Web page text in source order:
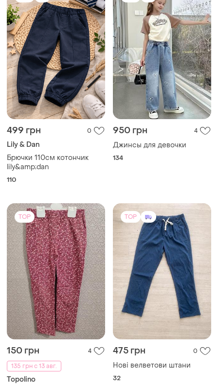
499 грн 0
Lily & Dan
Брючки 110см котончик
lily&amp;dan
110
950 грн 4
Джинсы для девочки
134
TOP
150 грн
4
135 грн с 13 авг.
Topolino
TOP
475 грн 0
Нові велветови штани
32